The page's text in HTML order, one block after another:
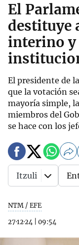
El
destituye
interino y
El presidente de
que la votación
mayoría simple,
miembros del
se hace con los
NTM / EFE
27·12·24
09:54
Itzuli